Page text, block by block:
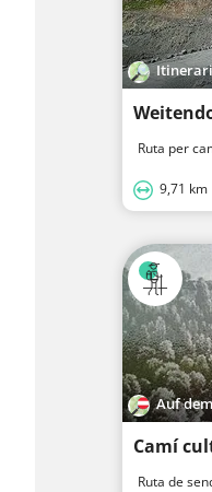
Ruta per
9,71 km
Auf
Camí
Ruta de